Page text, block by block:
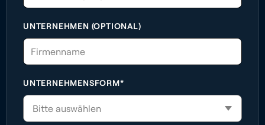
UNTERNEHMEN (OPTIONAL)
UNTERNEHMENSFORM*